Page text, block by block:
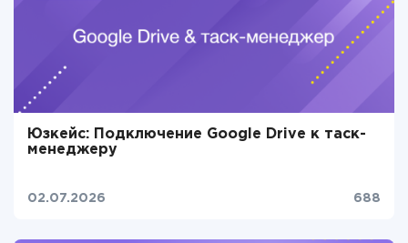
Юзкейс: Подключение Google Drive к таск-
менеджеру
02.07.2026 688